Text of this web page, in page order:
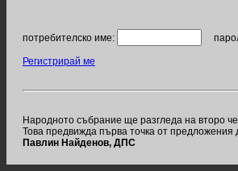
потребителско име:
Регистрирай ме
Народното събрание ще разгледа на второ
Това предвижда първа точка от предложения
Павлин Найденов, ДПС